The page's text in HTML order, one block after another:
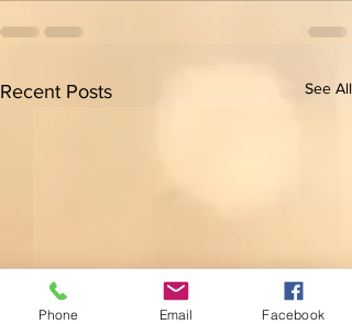
Recent Posts See All
Phone Email Facebook